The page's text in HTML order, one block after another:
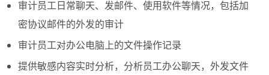
审计员工日常聊天、发邮件、使用软件等情况，包括加
密协议邮件的外发的审计
审计员工对办公电脑上的文件操作记录
提供敏感内容实时分析，分析员工办公聊天，外发文件